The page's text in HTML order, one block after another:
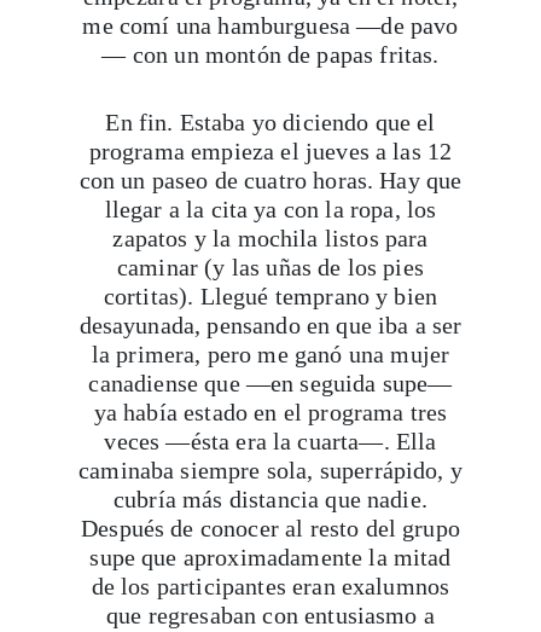
En fin. Estaba yo diciendo que el
con un paseo de cuatro horas. Hay que
llegar a la cita ya con la ropa, los
zapatos y la mochila listos para
caminar (y las uñas de los pies
cortitas). Llegué temprano y bien
desayunada, pensando en que iba a ser
la primera, pero me ganó una mujer
canadiense que —en seguida supe—
ya había estado en el programa tres
veces —ésta era la cuarta—. Ella
caminaba siempre sola, superrápido, y
cubría más distancia que nadie.
Después de conocer al resto del grupo
supe que aproximadamente la mitad
de los participantes eran exalumnos
que regresaban con entusiasmo a
repetir la experiencia del programa.
Eso ya empezó a tranquilizarme. Rob,